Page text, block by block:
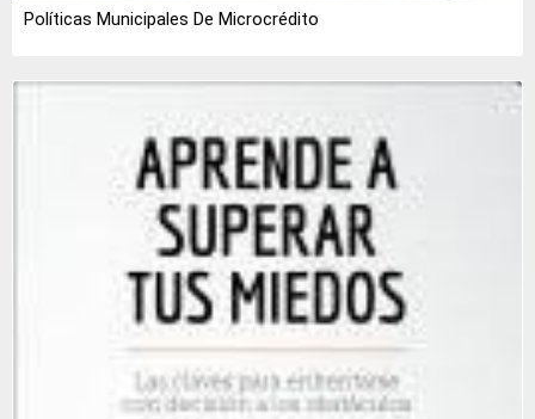
Políticas Municipales De Microcrédito